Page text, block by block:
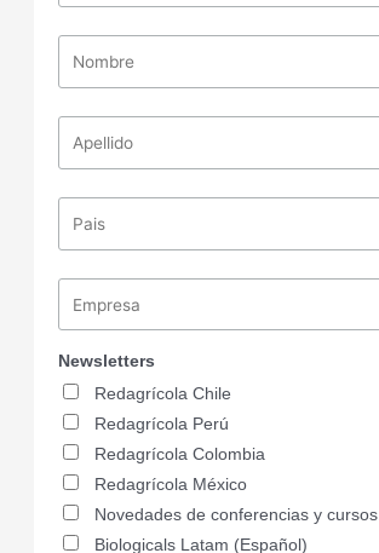
Newsletters
Redagrícola Chile
Redagrícola Perú
Redagrícola Colombia
Redagrícola México
Novedades de conferencias y cursos
Biologicals Latam (Español)